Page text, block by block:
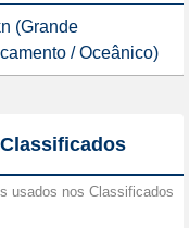
(Grande
/ Oceânico)
usados nos Classificados